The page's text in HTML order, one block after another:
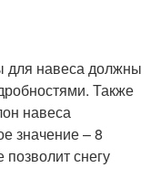
для навеса должны
Также
навеса
значение – 8
снегу